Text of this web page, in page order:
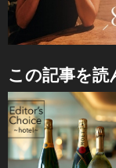
この記事を